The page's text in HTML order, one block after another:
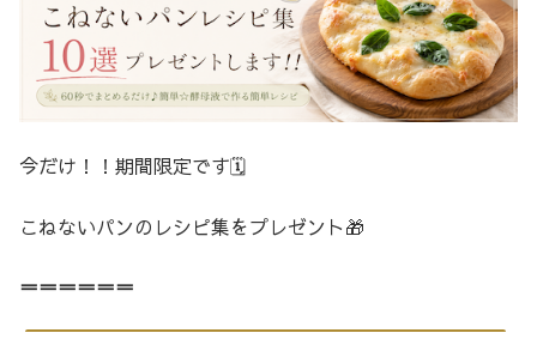
今だけ！！期間限定です🗓️
こねないパンのレシピ集をプレゼント🎁
＝＝＝＝＝＝